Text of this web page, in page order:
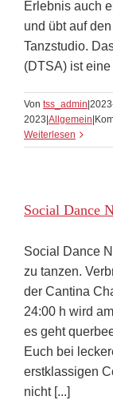
Erlebnis auch
und übt auf
Tanzstudio.
(DTSA) ist eine
Von tss_admin
2023 Allgemein
Weiterlesen
Social Dance
Social Dance
zu tanzen.
der Cantina
24:00 h wird
es geht
Euch bei
erstklassigen
nicht [...]